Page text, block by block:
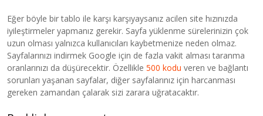
Eğer böyle bir tablo ile karşı karşıyaysanız acilen site hızınızda
iyileştirmeler yapmanız gerekir. Sayfa yüklenme sürelerinizin çok
uzun olması yalnızca kullanıcıları kaybetmenize neden olmaz.
Sayfalarınızı indirmek Google için de fazla vakit alması taranma
oranlarınızı da düşürecektir. Özellikle500 kodu veren ve bağlantı
sorunları yaşanan sayfalar, diğer sayfalarınız için harcanması
gereken zamandan çalarak sizi zarara uğratacaktır.